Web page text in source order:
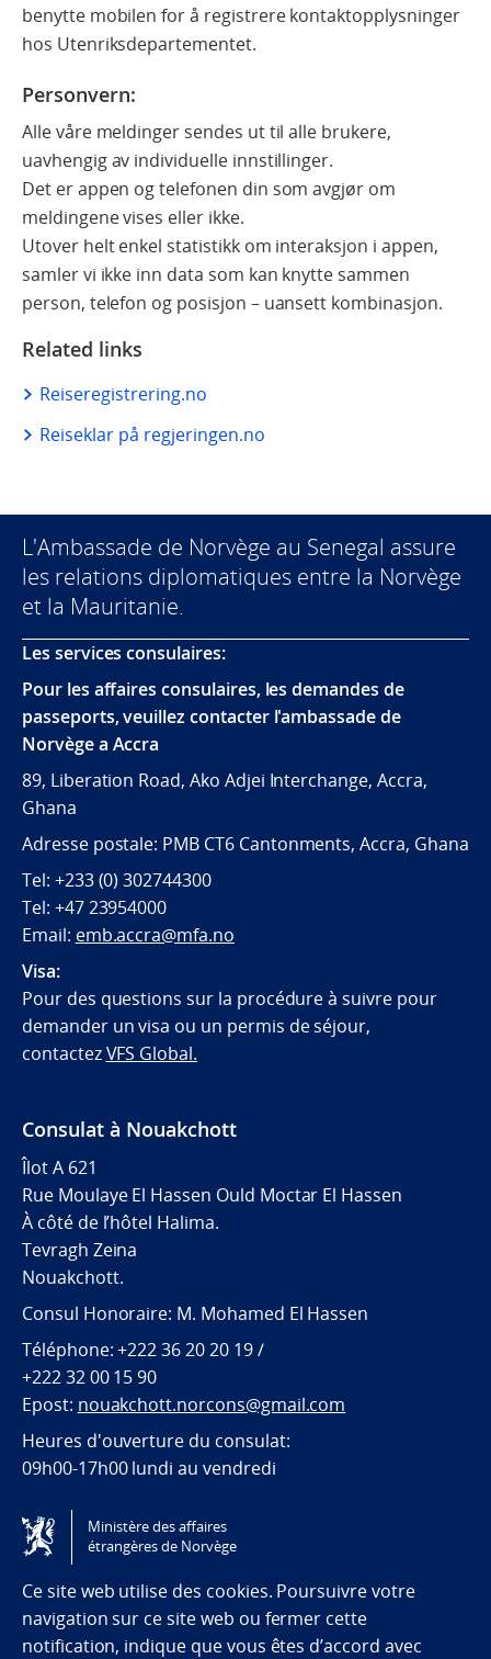
benytte mobilen for å registrere kontaktopplysninger
hos Utenriksdepartementet.
Personvern:
Alle våre meldinger sendes ut til alle brukere,
uavhengig av individuelle innstillinger.
Det er appen og telefonen din som avgjør om
meldingene vises eller ikke.
Utover helt enkel statistikk om interaksjon i appen,
samler vi ikke inn data som kan knytte sammen
person, telefon og posisjon – uansett kombinasjon.
Related links
Reiseregistrering.no
Reiseklar på regjeringen.no
L'Ambassade de Norvège au Senegal assure
les relations diplomatiques entre la Norvège
et la Mauritanie.
Les services consulaires:
Pour les affaires consulaires, les demandes de
passeports, veuillez contacter l'ambassade de
Norvège a Accra
89, Liberation Road, Ako Adjei Interchange, Accra,
Ghana
Adresse postale: PMB CT6 Cantonments, Accra, Ghana
Tel: +233 (0) 302744300
Tel: +47 23954000
Email: emb.accra@mfa.no
Visa:
Pour des questions sur la procédure à suivre pour
demander un visa ou un permis de séjour,
contactezVFS Global.
Consulat à Nouakchott
Îlot A 621
Rue Moulaye El Hassen Ould Moctar El Hassen
À côté de l’hôtel Halima.
Tevragh Zeina
Nouakchott.
Consul Honoraire: M. Mohamed El Hassen
Téléphone: +222 36 20 20 19 /
+222 32 00 15 90
Epost: nouakchott.norcons@gmail.com
Heures d'ouverture du consulat:
09h00-17h00 lundi au vendredi
Tilgjengelighetserklæring / Accessibility statement
(NO)
Ministère des affaires
étrangères de Norvège
Ce site web utilise des cookies. Poursuivre votre
navigation sur ce site web ou fermer cette
notification, indique que vous êtes d’accord avec